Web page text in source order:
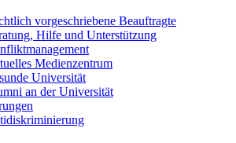
vorgeschriebene Beauftragte
Hilfe und Unterstützung
Medienzentrum
Universität
an der Universität